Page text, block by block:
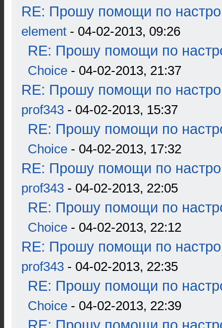
RE: Прошу помощи по
element - 04-02-2013, 09:26
RE: Прошу помощи по
Choice - 04-02-2013, 21:37
RE: Прошу помощи по
prof343 - 04-02-2013, 15:37
RE: Прошу помощи по
Choice - 04-02-2013, 17:32
RE: Прошу помощи по
prof343 - 04-02-2013, 22:05
RE: Прошу помощи по
Choice - 04-02-2013, 22:12
RE: Прошу помощи по
prof343 - 04-02-2013, 22:35
RE: Прошу помощи по
Choice - 04-02-2013, 22:39